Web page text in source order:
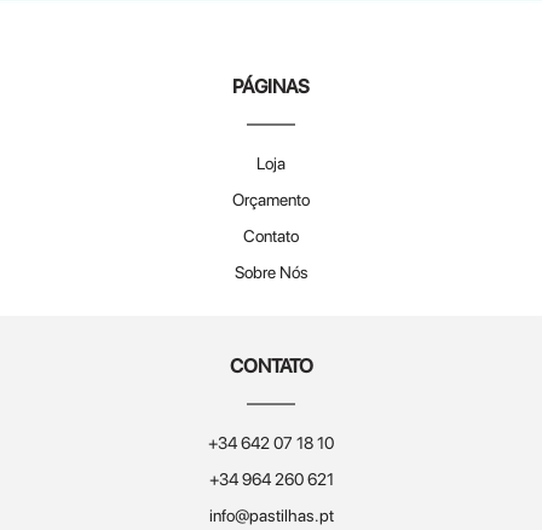
PÁGINAS
Loja
Orçamento
Contato
Sobre Nós
CONTATO
+34 642 07 18 10
+34 964 260 621
info@pastilhas.pt